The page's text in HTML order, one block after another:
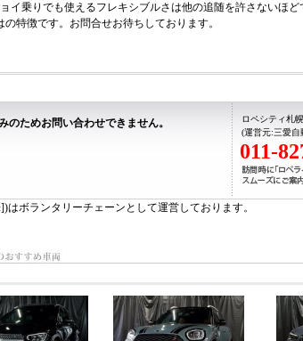
イ乗りでも使えるフレキシブルさは他の追随を許さないほど
特徴です。お問合せお待ちしております。
カレラS専用19インチアルミホイール/スポーツレザーステ
バイキセノンヘッドライト/3スポークレザーステア/オン
高1300mm
2-10
のためお問い合わせできません。
ロペシティ札
(運営元:三愛自
011-
ボランタリーチェーンとして運営しております。